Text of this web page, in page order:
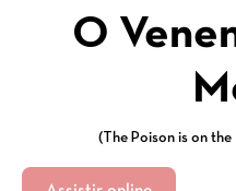
O
(The Poison is on the